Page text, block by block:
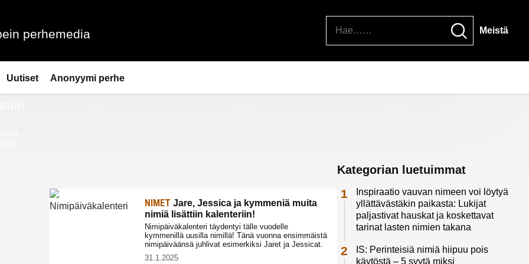
perhemedia Meistä
Uutiset Anonyymi perhe
NIMET Jare, Jessica ja kymmeniä muita
nimiä lisättiin kalenteriin!
Nimipäiväkalenteri täydentyi tälle vuodelle
kymmenillä uusilla nimillä! Tänä vuonna ensimmäistä
nimipäiväänsä juhlivat esimerkiksi Jaret ja Jessicat.
31.1.2025
Kategorian luetuimmat
Inspiraatio vauvan nimeen voi löytyä
yllättävästäkin paikasta: Lukijat
paljastivat hauskat ja koskettavat
tarinat lasten nimien takana
IS: Perinteisiä nimiä hiipuu pois
käytöstä – 5 syytä miksi